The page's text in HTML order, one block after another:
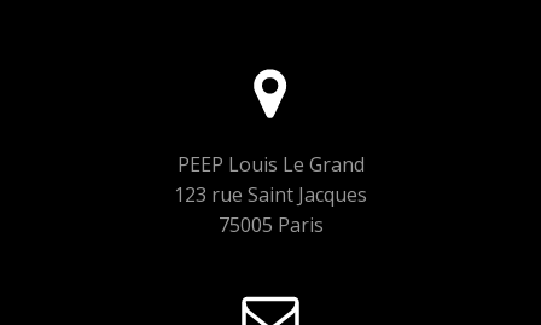
PEEP Louis Le Grand
123 rue Saint Jacques
75005 Paris